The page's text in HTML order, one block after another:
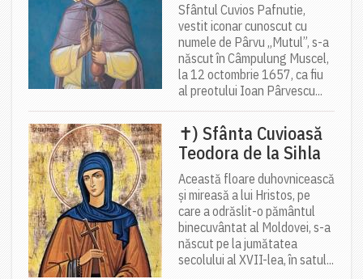
Sfântul Cuvios Pafnutie,
vestit iconar cunoscut cu
numele de Pârvu „Mutul”, s-a
născut în Câmpulung Muscel,
la 12 octombrie 1657, ca fiu
al preotului Ioan Pârvescu...
✝) Sfânta Cuvioasă
Teodora de la Sihla
Această floare duhovnicească
și mireasă a lui Hristos, pe
care a odrăslit-o pământul
binecuvântat al Moldovei, s-a
născut pe la jumătatea
secolului al XVII-lea, în satul...